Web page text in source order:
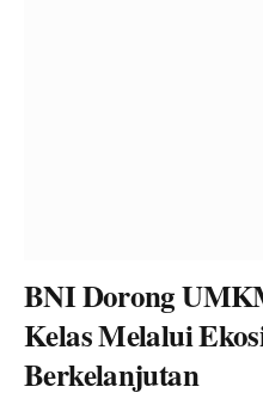
BNI Dorong
Kelas Melalui
Berkelanjutan